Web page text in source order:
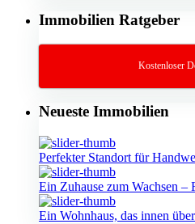
Immobilien Ratgeber
Kostenloser
Neueste Immobilien
Perfekter Standort für
Ein Zuhause zum Wachsen –
Ein Wohnhaus, das innen